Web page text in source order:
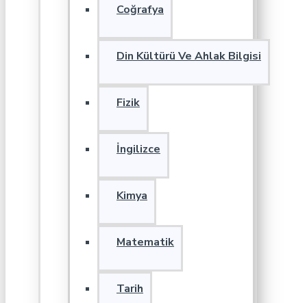
Coğrafya
Din Kültürü Ve Ahlak Bilgisi
Fizik
İngilizce
Kimya
Matematik
Tarih